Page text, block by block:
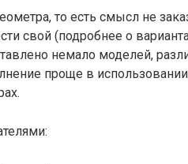
то есть смысл не
свой (подробнее о
немало моделей,
проще в